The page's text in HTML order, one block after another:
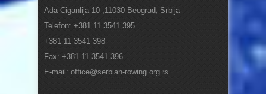
Ada Ciganlija 10 ,11030 Beograd, Srbija
Telefon: +381 11 3541 395
+381 11 3541 398
Fax: +381 11 3541 396
E-mail: office@serbian-rowing.org.rs